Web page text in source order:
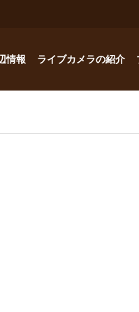
情報
林工務店
ライブカメラの紹介